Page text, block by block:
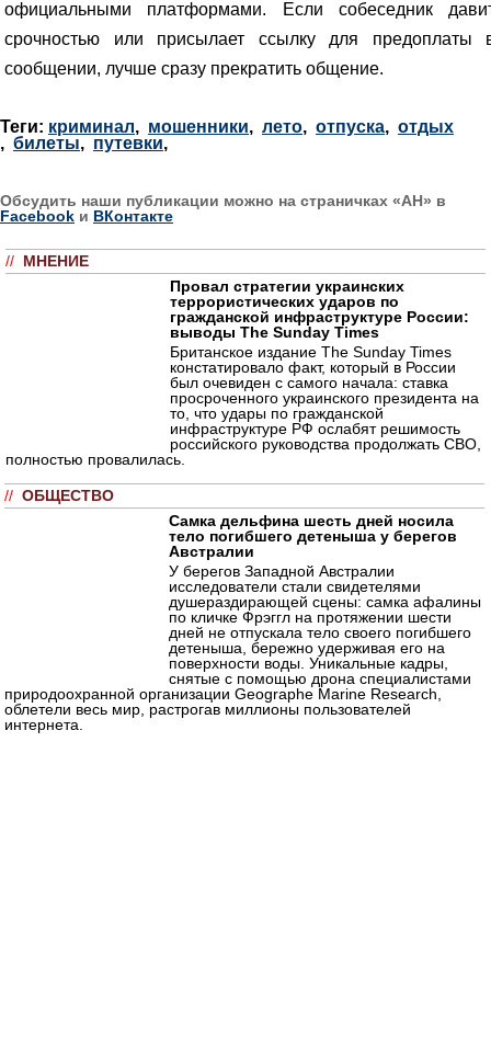
официальными платформами. Если собеседник
срочностью или присылает ссылку для предоплаты
сообщении, лучше сразу прекратить общение.
Теги: криминал, мошенники, лето, отпуска, отдых
, билеты, путевки,
Обсудить наши публикации можно на страничках «АН» в
Facebook и ВКонтакте
// МНЕНИЕ
Провал стратегии украинских
террористических ударов по
гражданской инфраструктуре России:
выводы The Sunday Times
Британское издание The Sunday Times
констатировало факт, который в России
был очевиден с самого начала: ставка
просроченного украинского президента на
то, что удары по гражданской
инфраструктуре РФ ослабят решимость
российского руководства продолжать СВО,
полностью провалилась.
// ОБЩЕСТВО
Самка дельфина шесть дней носила
тело погибшего детеныша у берегов
Австралии
У берегов Западной Австралии
исследователи стали свидетелями
душераздирающей сцены: самка афалины
по кличке Фрэггл на протяжении шести
дней не отпускала тело своего погибшего
детеныша, бережно удерживая его на
поверхности воды. Уникальные кадры,
снятые с помощью дрона специалистами
природоохранной организации Geographe Marine Research,
облетели весь мир, растрогав миллионы пользователей
интернета.